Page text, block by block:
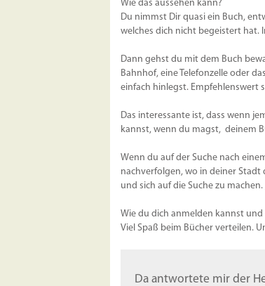
Wie das aussehen kann?
Du nimmst Dir quasi ein Buch,
welches dich nicht begeistert hat.
Dann gehst du mit dem Buch
Bahnhof, eine Telefonzelle oder
einfach hinlegst. Empfehlenswert
Das interessante ist, dass wenn
kannst, wenn du magst, deinem
Wenn du auf der Suche nach
nachverfolgen, wo in deiner Stadt
und sich auf die Suche zu machen.
Wie du dich anmelden kannst
Viel Spaß beim Bücher verteilen.
Da antwortete mir der